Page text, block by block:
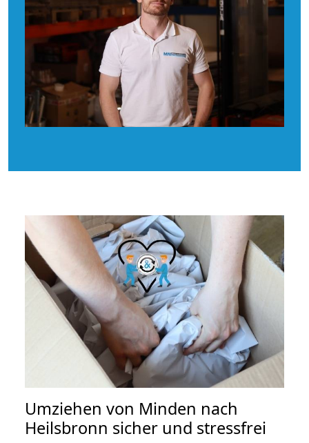
Umziehen von Minden nach
Heilsbronn sicher und stressfrei